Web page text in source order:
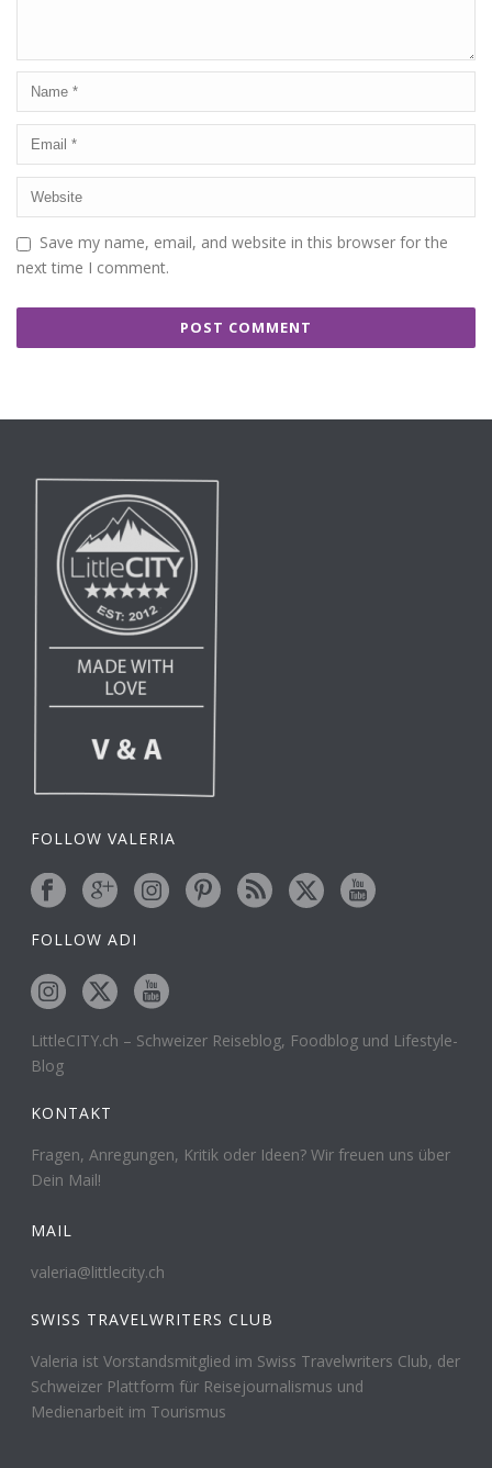
Save my name, email, and website in this browser for the
next time I comment.
FOLLOW VALERIA
FOLLOW ADI
LittleCITY.ch – Schweizer Reiseblog, Foodblog und Lifestyle-
Blog
KONTAKT
Fragen, Anregungen, Kritik oder Ideen? Wir freuen uns über
Dein Mail!
MAIL
valeria@littlecity.ch
SWISS TRAVELWRITERS CLUB
Valeria ist Vorstandsmitglied im Swiss Travelwriters Club, der
Schweizer Plattform für Reisejournalismus und
Medienarbeit im Tourismus